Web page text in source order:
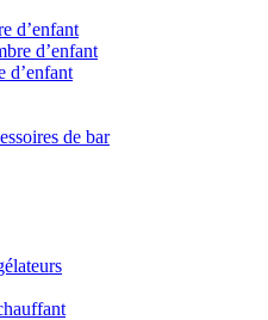
d’enfant
d’enfant
d’enfant
de bar